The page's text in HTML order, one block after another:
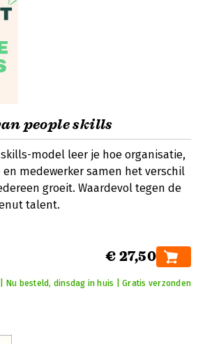
people skills
model leer je hoe organisatie,
medewerker samen het verschil
groeit. Waardevol tegen de
talent.
€ 27,50
Nu besteld, dinsdag in huis | Gratis verzonden